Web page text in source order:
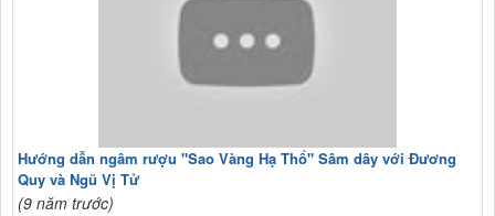
Hướng dẫn ngâm rượu "Sao Vàng Hạ Thổ" Sâm dây với Đương
Quy và Ngũ Vị Tử
(9 năm trước)